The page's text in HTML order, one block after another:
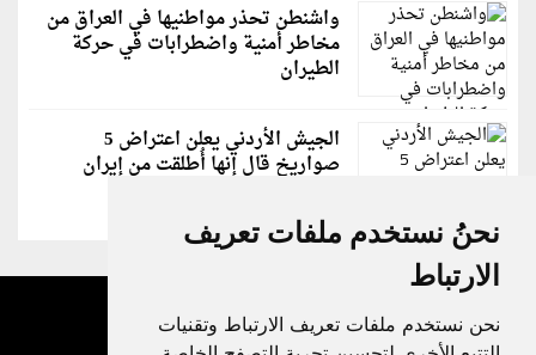
نحنُ نستخدم ملفات تعريف
الارتباط
نحن نستخدم ملفات تعريف الارتباط وتقنيات
واشنطن تحذر مواطنيها في العراق من
مخاطر أمنية واضطرابات في حركة
الطيران
الجيش الأردني يعلن اعتراض 5
صواريخ قال إنها أُطلقت من إيران